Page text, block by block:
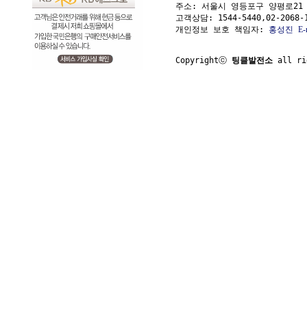
주소: 서울시 영등포구 양평
고객상담: 1544-5440,02-
개인정보 보호 책임자: 홍성진
Copyrightⓒ 팅클발전소 all